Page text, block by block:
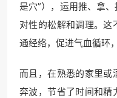
是穴”），运用推、拿
对性的松解和调理。这
通经络，促进气血循环
而且，在熟悉的家里或
奔波，节省了时间和精